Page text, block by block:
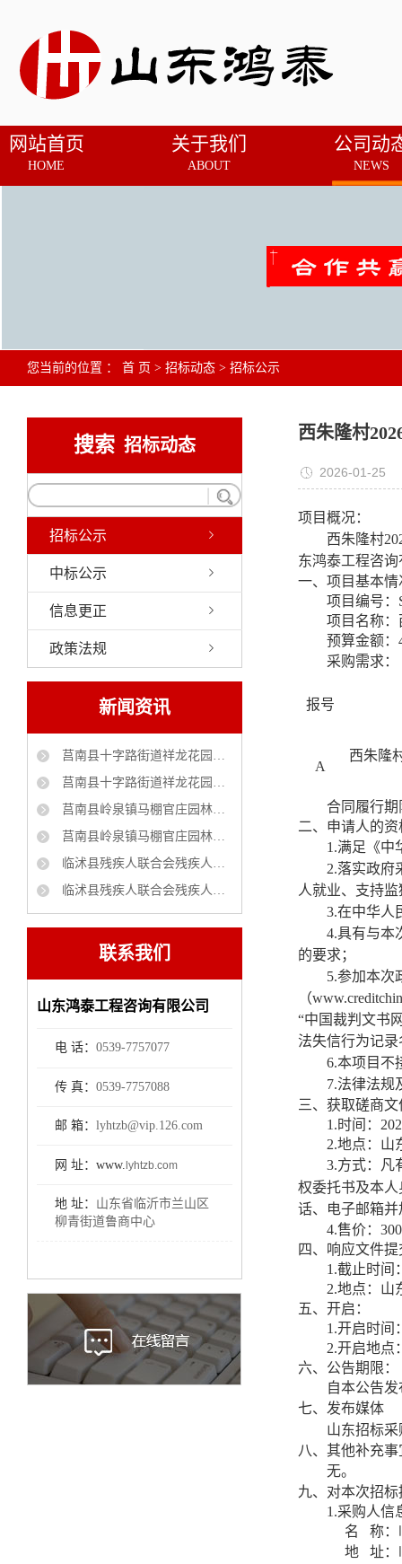
网站首页
HOME
关于我们
ABOUT
公司动
NEWS
您当前的位置 ： 首 页 > 招标动态 > 招标公示
搜索 招标动态
招标公示
中标公示
信息更正
政策法规
新闻资讯
莒南县十字路街道祥龙花园（官地村）自来水管理服务采购项目 中标公告
莒南县十字路街道祥龙花园社区(官地村)工贸小区大棚改造工程 中标公告
莒南县岭泉镇马棚官庄园林绿化项目 竞争性磋商公告
莒南县岭泉镇马棚官庄园林绿化项目 成交公告
临沭县残疾人联合会残疾人家庭无障碍改造项目磋商公告
临沭县残疾人联合会残疾人家庭无障碍改造项目采购项目中标公示
联系我们
山东鸿泰工程咨询有限公司
电 话： 0539-7757077
传 真： 0539-7757088
邮 箱： lyhtzb@vip.126.com
网 址：www. lyhtzb.com
地 址： 山东省临沂市兰山区
柳青街道鲁商中心
西朱隆村
2026-01-25
项目概况：
西朱隆村
东鸿泰工程咨
一、项目基本情
项目编号：
项目名称：
预算金额：
采购需求：
报号
A
西朱隆
合同履行
二、申请人的
1.满足《中
2.落实政府
人就业、支持
3.在中华人
4.具有与本
的要求；
5.参加本次
（
“中国裁判文书
法失信行为记
6.本项目 不
7.法律法规
三、获取磋商文
1 .时间：
2.地点： 山
3.方式：凡
权委托书及本人
话、电子邮箱并
4.售价： 300
四、响应文件提
1 .截止时间
2.地点：山
五、开启：
1 .开启时间
2.开启地点
六、公告期限：
自本公告
七、发布媒体
山东招标采
八、其他补充事
无。
九、对本次招
1 .采购人信
名
称：
地
址：